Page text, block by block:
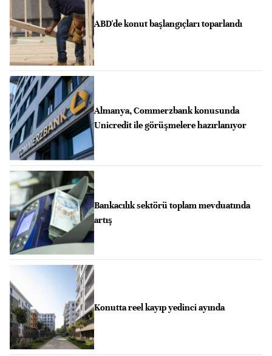
ABD'de konut başlangıçları toparlandı
Almanya, Commerzbank konusunda
Unicredit ile görüşmelere hazırlanıyor
Bankacılık sektörü toplam mevduatında
artış
Konutta reel kayıp yedinci ayında